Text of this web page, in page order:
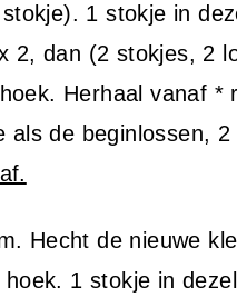
1 stokje in
2, dan (2 stokjes, 2
Herhaal vanaf *
als de beginlossen,
Hecht de nieuwe
hoek. 1 stokje in